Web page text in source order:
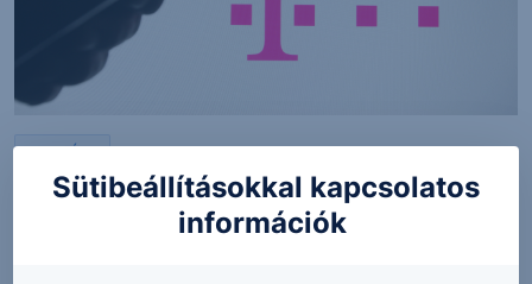
MTel: Változatlan második negyedéves
PIACI HÍREK
Sütibeállításokkal kapcsolatos
információk